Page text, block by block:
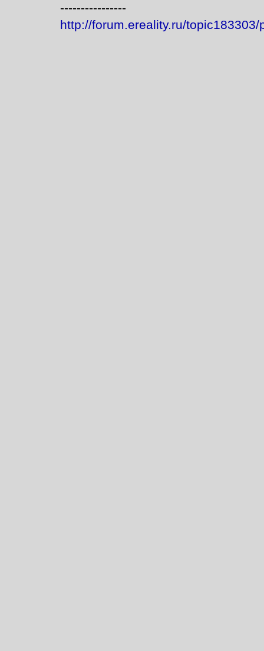
----------------
http://forum.ereality.ru/topic183303/